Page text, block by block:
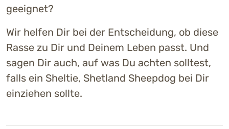
geeignet?
Wir helfen Dir bei der Entscheidung, ob diese
Rasse zu Dir und Deinem Leben passt. Und
sagen Dir auch, auf was Du achten solltest,
falls ein Sheltie, Shetland Sheepdog bei Dir
einziehen sollte.